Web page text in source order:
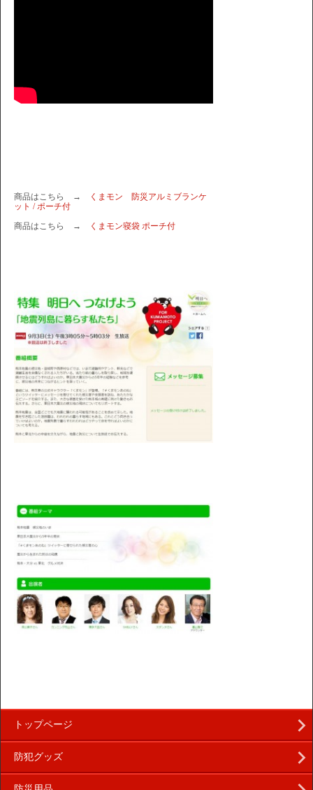
商品はこちら →
くまモン 防災アルミブランケ
ット / ポーチ付
商品はこちら →
くまモン寝袋 ポーチ付
トップページ
防犯グッズ